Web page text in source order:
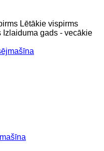
Lētākie vispirms
Izlaiduma gads - vecākie